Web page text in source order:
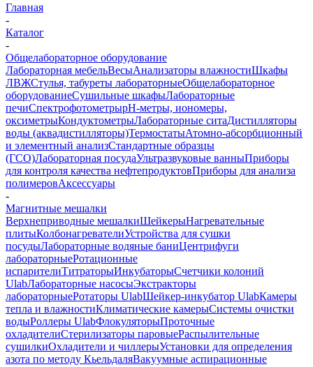
Главная
-
Каталог
-
Общелабораторное оборудование
Лабораторная мебельВесыАнализаторы влажностиШкафы
ЛВЖСтулья, табуреты лабораторныеОбщелабораторное
оборудованиеСушильные шкафыЛабораторные
печиСпектрофотометрыpH-метры, иономеры,
оксиметрыКондуктометрыЛабораторные ситаДистилляторы
воды (аквадистилляторы)ТермостатыАтомно-абсорбционный
и элементный анализСтандартные образцы
(ГСО)Лабораторная посудаУльтразвуковые ванныПриборы
для контроля качества нефтепродуктовПриборы для анализа
полимеровАксессуары
-
Магнитные мешалки
Верхнеприводные мешалкиШейкерыНагревательные
плитыКолбонагревателиУстройства для сушки
посудыЛабораторные водяные баниЦентрифуги
лабораторныеРотационные
испарителиТитраторыИнкубаторыСчетчики колоний
UlabЛабораторные насосыЭкстракторы
лабораторныеРотаторы UlabШейкер-инкубатор UlabКамеры
тепла и влажностиКлиматические камерыСистемы очистки
водыРоллеры UlabФлокуляторыПроточные
охладителиСтерилизаторы паровыеРаспылительные
сушилкиОхладители и чиллерыУстановки для определения
азота по методу КьельдаляВакуумные аспирационные